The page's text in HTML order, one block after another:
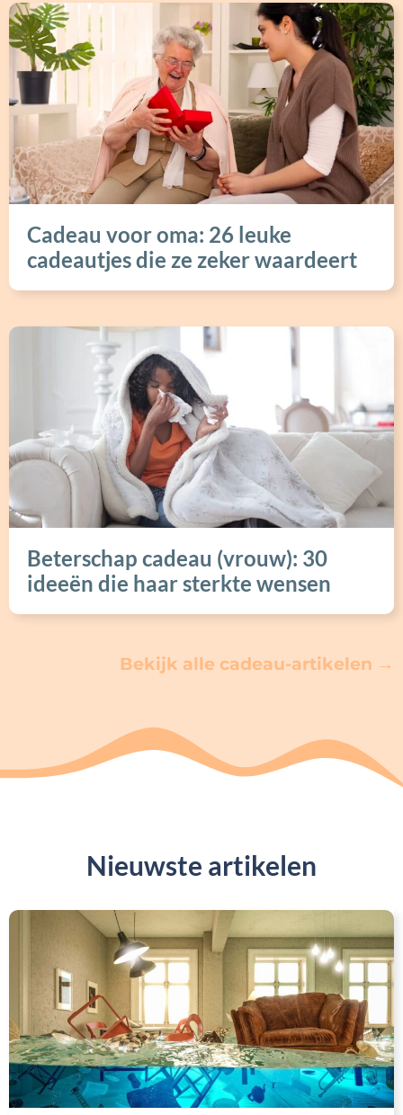
Cadeau voor oma: 26 leuke
cadeautjes die ze zeker waardeert
Beterschap cadeau (vrouw): 30
ideeën die haar sterkte wensen
Bekijk alle cadeau-artikelen →
Nieuwste artikelen